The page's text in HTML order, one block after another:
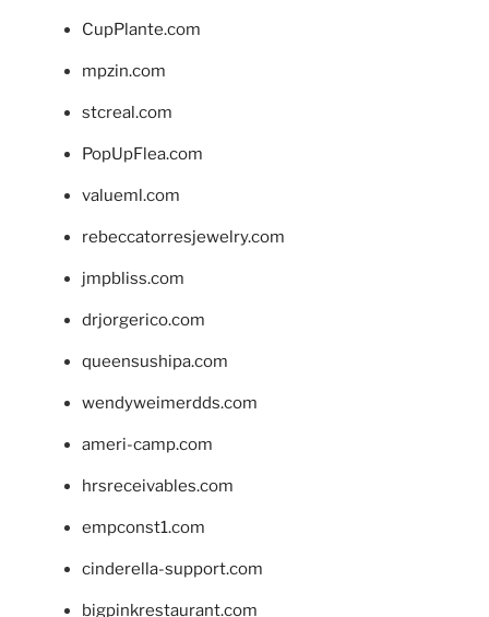
CupPlante.com
mpzin.com
stcreal.com
PopUpFlea.com
valueml.com
rebeccatorresjewelry.com
jmpbliss.com
drjorgerico.com
queensushipa.com
wendyweimerdds.com
ameri-camp.com
hrsreceivables.com
empconst1.com
cinderella-support.com
bigpinkrestaurant.com